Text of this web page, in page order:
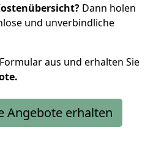
Dann holen
und unverbindliche
aus und erhalten Sie
Angebote erhalten